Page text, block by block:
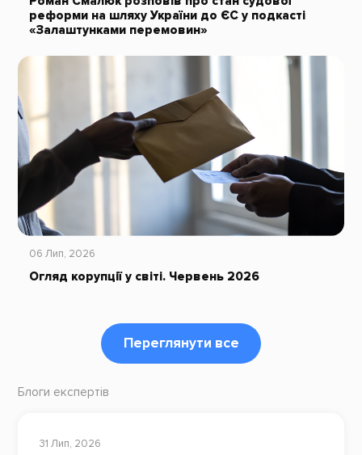
реформи на шляху України до ЄС у подкасті
«Залаштунками перемовин»
06 Лип, 2026
Огляд корупції у світі. Червень 2026
Переглянути все
Блоги експертів
31 Лип, 2026